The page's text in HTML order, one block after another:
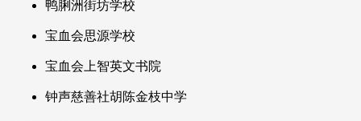
鸭脷洲街坊学校
宝血会思源学校
宝血会上智英文书院
钟声慈善社胡陈金枝中学